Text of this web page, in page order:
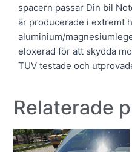
spacern passar Din bil
är producerade i extremt
aluminium/
eloxerad för att skydda
TUV testade och
Relaterade